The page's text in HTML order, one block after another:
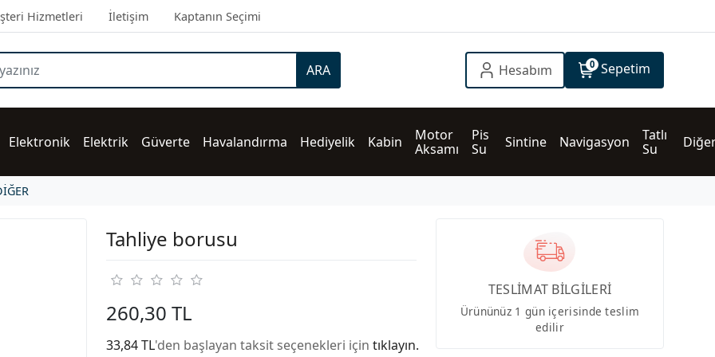
Hizmetleri İletişim Kaptanın Seçimi
ARA Hesabım 0 Sepetim
Elektronik Elektrik Güverte Havalandırma Hediyelik Kabin
Motor
Aksamı
Pis
Su
Sintine Navigasyon
Tatlı
Su
Tahliye borusu
260,30 TL
33,84 TL'den başlayan taksit seçenekleri için tıklayın.
TESLİMAT BİLGİLERİ
Ürününüz 1 gün içerisinde teslim
edilir